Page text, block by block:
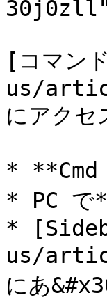
[コマ
us/
にアクセ
* **Cmd
* PC で
*
us/
にあ